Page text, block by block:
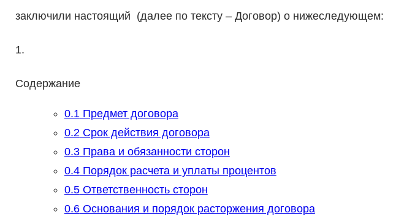
заключили настоящий (далее по тексту – Договор) о нижеследующем:
1.
Содержание
0.1Предмет договора
0.2Срок действия договора
0.3Права и обязанности сторон
0.4Порядок расчета и уплаты процентов
0.5Ответственность сторон
0.6Основания и порядок расторжения договора